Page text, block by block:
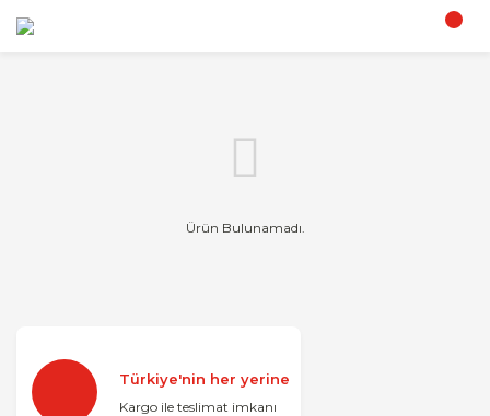
Ürün Bulunamadı.
Türkiye'nin her yerine
Kargo ile teslimat imkanı